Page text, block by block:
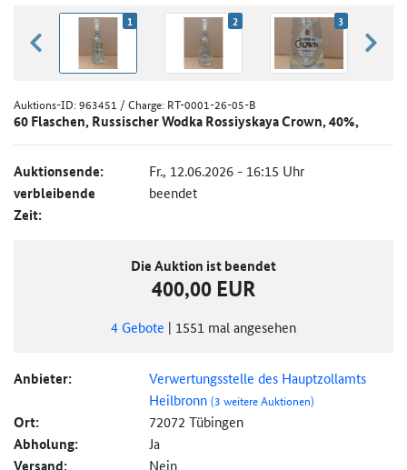
zurück blättern
1 2 3
Auktions-ID:963451 / Charge: RT-0001-26-05-B
60 Flaschen, Russischer Wodka Rossiyskaya Crown, 40%,
Auktionsende: Fr., 12.06.2026 - 16:15 Uhr
verbleibende
Zeit:
beendet
Die Auktion ist beendet
400,00 EUR
4 Gebote | 1551 mal angesehen
Anbieter:
Verwertungsstelle des Hauptzollamts
Heilbronn(3 weitere Auktionen)
Ort: 72072 Tübingen
Abholung: Ja
Versand: Nein